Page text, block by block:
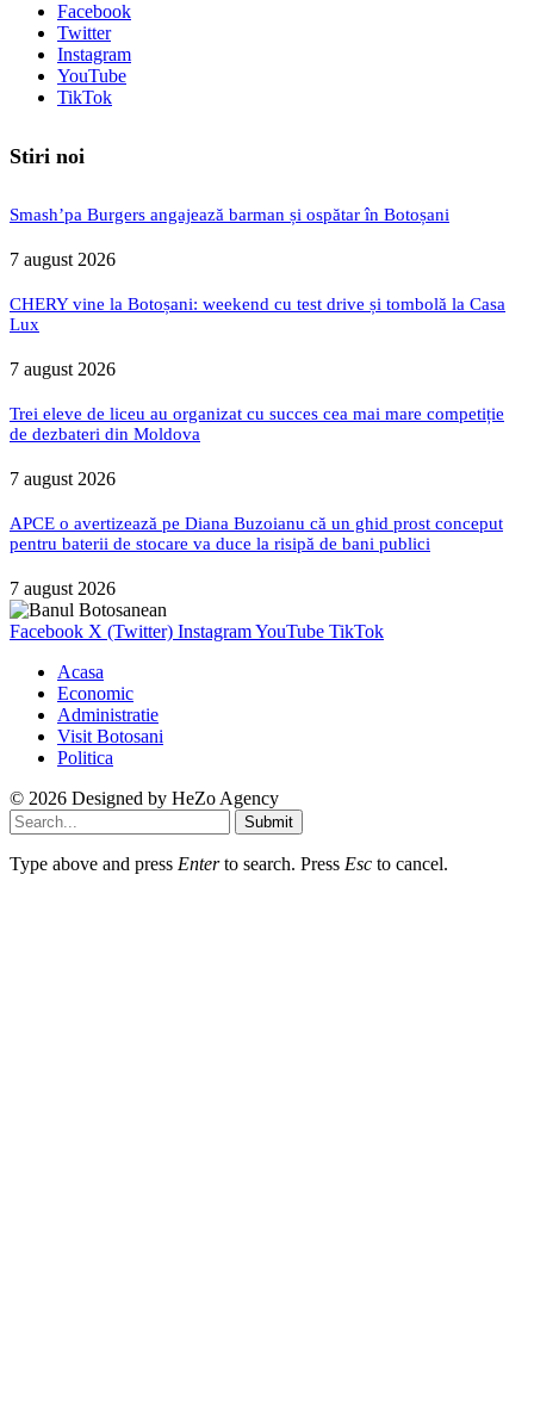
Facebook
Twitter
Instagram
YouTube
TikTok
Stiri noi
Smash’pa Burgers angajează barman și ospătar în Botoșani
7 august 2026
CHERY vine la Botoșani: weekend cu test drive și tombolă la Casa
Lux
7 august 2026
Trei eleve de liceu au organizat cu succes cea mai mare competiție
de dezbateri din Moldova
7 august 2026
APCE o avertizează pe Diana Buzoianu că un ghid prost conceput
pentru baterii de stocare va duce la risipă de bani publici
7 august 2026
Facebook X (Twitter) InstagramYouTube TikTok
Acasa
Economic
Administratie
Visit Botosani
Politica
© 2026 Designed by HeZo Agency
Submit
Type above and press Enterto search. Press Esc to cancel.